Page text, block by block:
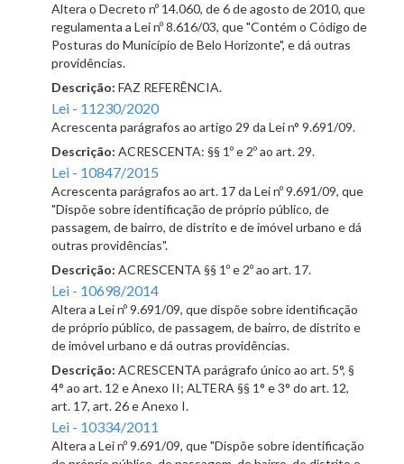
Altera o Decreto nº 14.060, de 6 de agosto de 2010, que
regulamenta a Lei nº 8.616/03, que "Contém o Código de
Posturas do Município de Belo Horizonte", e dá outras
providências.
Descrição: FAZ REFERÊNCIA.
Lei - 11230/2020
Acrescenta parágrafos ao artigo 29 da Lei n° 9.691/09.
Descrição: ACRESCENTA: §§ 1º e 2º ao art. 29.
Lei - 10847/2015
Acrescenta parágrafos ao art. 17 da Lei nº 9.691/09, que
"Dispõe sobre identificação de próprio público, de
passagem, de bairro, de distrito e de imóvel urbano e dá
outras providências".
Descrição: ACRESCENTA §§ 1º e 2º ao art. 17.
Lei - 10698/2014
Altera a Lei nº 9.691/09, que dispõe sobre identificação
de próprio público, de passagem, de bairro, de distrito e
de imóvel urbano e dá outras providências.
Descrição: ACRESCENTA parágrafo único ao art. 5°, §
4° ao art. 12 e Anexo II; ALTERA §§ 1° e 3° do art. 12,
art. 17, art. 26 e Anexo I.
Lei - 10334/2011
Altera a Lei nº 9.691/09, que "Dispõe sobre identificação